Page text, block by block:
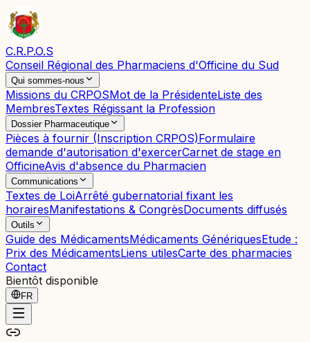
C.R.P.O.S
Conseil Régional des Pharmaciens d'Officine du Sud
Qui sommes-nous
Missions du CRPOSMot de la PrésidenteListe des
MembresTextes Régissant la Profession
Dossier Pharmaceutique
Pièces à fournir (Inscription CRPOS)Formulaire
demande d'autorisation d'exercerCarnet de stage en
OfficineAvis d'absence du Pharmacien
Communications
Textes de LoiArrêté gubernatorial fixant les
horairesManifestations & CongrèsDocuments diffusés
Outils
Guide des MédicamentsMédicaments GénériquesEtude :
Prix des MédicamentsLiens utilesCarte des pharmacies
Contact
Bientôt disponible
FR